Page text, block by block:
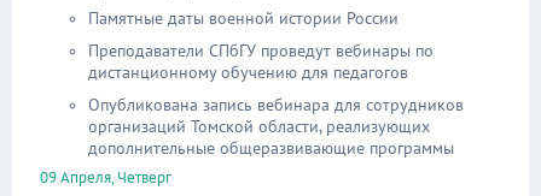
Памятные даты военной истории России
Преподаватели СПбГУ проведут вебинары по
дистанционному обучению для педагогов
Опубликована запись вебинара для сотрудников
организаций Томской области, реализующих
дополнительные общеразвивающие программы
09 Апреля, Четверг